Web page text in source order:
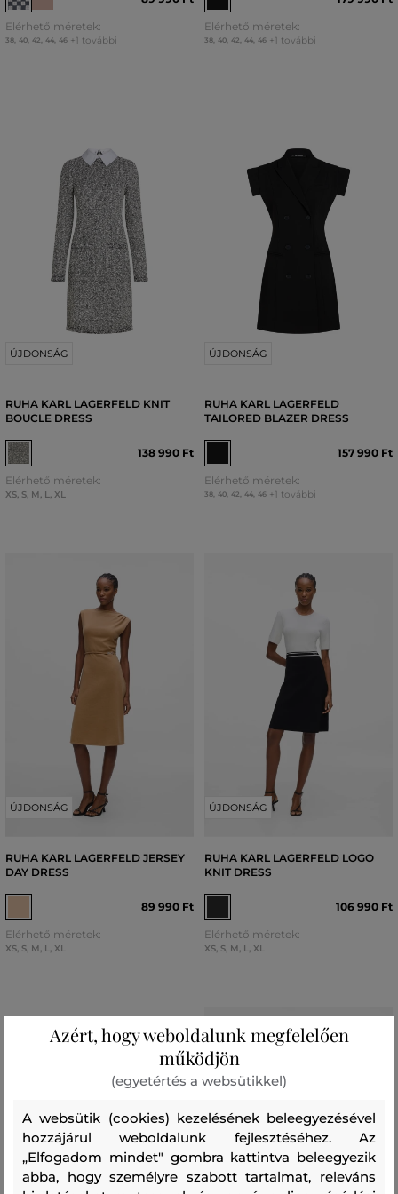
Elérhető méretek:
38, 40, 42, 44, 46 +1 további
Elérhető méretek:
38, 40, 42, 44, 46 +1 további
ÚJDONSÁG
RUHA KARL LAGERFELD KNIT
BOUCLE DRESS
138 990 Ft
Elérhető méretek:
XS, S, M, L, XL
ÚJDONSÁG
RUHA KARL LAGERFELD
TAILORED BLAZER DRESS
157 990 Ft
Elérhető méretek:
38, 40, 42, 44, 46 +1 további
ÚJDONSÁG
RUHA KARL LAGERFELD JERSEY
DAY DRESS
89 990 Ft
Elérhető méretek:
XS, S, M, L, XL
ÚJDONSÁG
RUHA KARL LAGERFELD LOGO
KNIT DRESS
106 990 Ft
Elérhető méretek:
XS, S, M, L, XL
Azért, hogy weboldalunk megfelelően
működjön
(egyetértés a websütikkel)
A websütik (cookies) kezelésének beleegyezésével
hozzájárul weboldalunk fejlesztéséhez. Az
„Elfogadom mindet" gombra kattintva beleegyezik
abba, hogy személyre szabott tartalmat, releváns